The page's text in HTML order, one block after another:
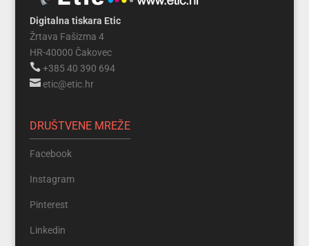
Digitalna tiskara Etic
Žrtava Fašizma 4
HR-40000 Čakovec
+385 40 390 694
etic@etic.hr
DRUŠTVENE MREŽE
Facebook
Instagram
Pinterest
Linkedin